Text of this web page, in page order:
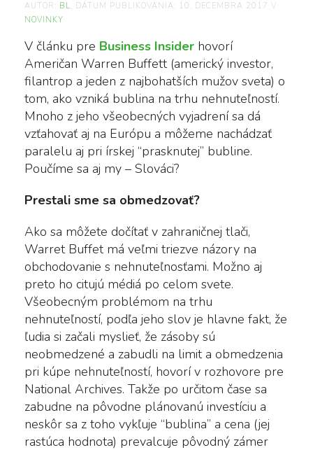
AUTOR: BL, DÁTUM PUBLIKOVANIA: 10. DECEMBRA 2017 V
NOVINKY
V článku pre Business Insider hovorí
Američan Warren Buffett (americký investor,
filantrop a jeden z najbohatších mužov sveta) o
tom, ako vzniká bublina na trhu nehnuteľností.
Mnoho z jeho všeobecných vyjadrení sa dá
vzťahovať aj na Európu a môžeme nachádzať
paralelu aj pri írskej “prasknutej” bubline.
Poučíme sa aj my – Slováci?
Prestali sme sa obmedzovať?
Ako sa môžete dočítať v zahraničnej tlači,
Warret Buffet má veľmi triezve názory na
obchodovanie s nehnuteľnosťami. Možno aj
preto ho citujú médiá po celom svete.
Všeobecným problémom na trhu
nehnuteľností, podľa jeho slov je hlavne fakt, že
ľudia si začali myslieť, že zásoby sú
neobmedzené a zabudli na limit a obmedzenia
pri kúpe nehnuteľností, hovorí v rozhovore pre
National Archives. Takže po určitom čase sa
zabudne na pôvodne plánovanú investíciu a
neskôr sa z toho vykľuje “bublina” a cena (jej
rastúca hodnota) prevalcuje pôvodný zámer